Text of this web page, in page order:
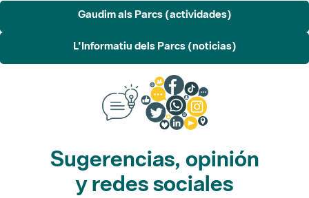
Gaudim als Parcs (actividades)
L'Informatiu dels Parcs (noticias)
Sugerencias, opinión
y redes sociales